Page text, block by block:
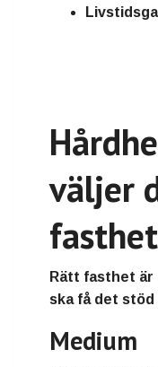
väljer
fasthet
Rätt fasthet
ska få det
Medium